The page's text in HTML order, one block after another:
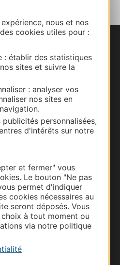
nous et nos
cookies utiles pour :
: établir des statistiques
sites et suivre la
: analyser vos
nos sites en
publicités personnalisées,
d'intérêts sur notre
et fermer" vous
Le bouton "Ne pas
permet d'indiquer
cookies nécessaires au
seront déposés. Vous
à tout moment ou
via notre politique